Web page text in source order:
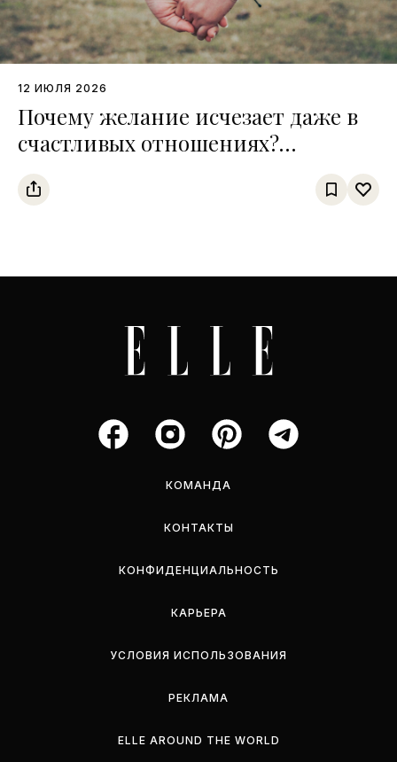
12 ИЮЛЯ 2026
Почему желание исчезает даже в
счастливых отношениях?
Интервью с сексологом Сардором
Дурсуновым
КОМАНДА
КОНТАКТЫ
КОНФИДЕНЦИАЛЬНОСТЬ
КАРЬЕРА
УСЛОВИЯ ИСПОЛЬЗОВАНИЯ
РЕКЛАМА
ELLE AROUND THE WORLD